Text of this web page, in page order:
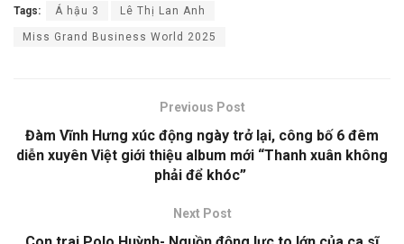
Tags: Á hậu 3 Lê Thị Lan Anh
Miss Grand Business World 2025
Previous Post
Đàm Vĩnh Hưng xúc động ngày trở lại, công bố 6 đêm
diễn xuyên Việt giới thiệu album mới “Thanh xuân không
phải để khóc”
Next Post